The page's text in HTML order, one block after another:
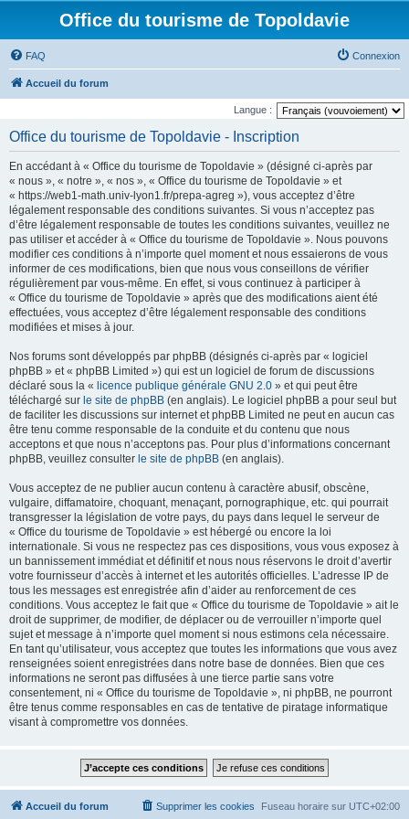
Office du tourisme de Topoldavie
FAQ Connexion
Accueil du forum
Langue :
Office du tourisme de Topoldavie - Inscription
En accédant à « Office du tourisme de Topoldavie » (désigné ci-après par
« nous », « notre », « nos », « Office du tourisme de Topoldavie » et
« https://web1-math.univ-lyon1.fr/prepa-agreg »), vous acceptez d’être
légalement responsable des conditions suivantes. Si vous n’acceptez pas
d’être légalement responsable de toutes les conditions suivantes, veuillez ne
pas utiliser et accéder à « Office du tourisme de Topoldavie ». Nous pouvons
modifier ces conditions à n’importe quel moment et nous essaierons de vous
informer de ces modifications, bien que nous vous conseillons de vérifier
régulièrement par vous-même. En effet, si vous continuez à participer à
« Office du tourisme de Topoldavie » après que des modifications aient été
effectuées, vous acceptez d’être légalement responsable des conditions
modifiées et mises à jour.
Nos forums sont développés par phpBB (désignés ci-après par « logiciel
phpBB » et « phpBB Limited ») qui est un logiciel de forum de discussions
déclaré sous la « licence publique générale GNU 2.0 » et qui peut être
téléchargé sur le site de phpBB (en anglais). Le logiciel phpBB a pour seul but
de faciliter les discussions sur internet et phpBB Limited ne peut en aucun cas
être tenu comme responsable de la conduite et du contenu que nous
acceptons et que nous n’acceptons pas. Pour plus d’informations concernant
phpBB, veuillez consulter le site de phpBB (en anglais).
Vous acceptez de ne publier aucun contenu à caractère abusif, obscène,
vulgaire, diffamatoire, choquant, menaçant, pornographique, etc. qui pourrait
transgresser la législation de votre pays, du pays dans lequel le serveur de
« Office du tourisme de Topoldavie » est hébergé ou encore la loi
internationale. Si vous ne respectez pas ces dispositions, vous vous exposez à
un bannissement immédiat et définitif et nous nous réservons le droit d’avertir
votre fournisseur d’accès à internet et les autorités officielles. L’adresse IP de
tous les messages est enregistrée afin d’aider au renforcement de ces
conditions. Vous acceptez le fait que « Office du tourisme de Topoldavie » ait le
droit de supprimer, de modifier, de déplacer ou de verrouiller n’importe quel
sujet et message à n’importe quel moment si nous estimons cela nécessaire.
En tant qu’utilisateur, vous acceptez que toutes les informations que vous avez
renseignées soient enregistrées dans notre base de données. Bien que ces
informations ne seront pas diffusées à une tierce partie sans votre
consentement, ni « Office du tourisme de Topoldavie », ni phpBB, ne pourront
être tenus comme responsables en cas de tentative de piratage informatique
visant à compromettre vos données.
Accueil du forum Fuseau horaire sur UTC+02:00
Supprimer les cookies